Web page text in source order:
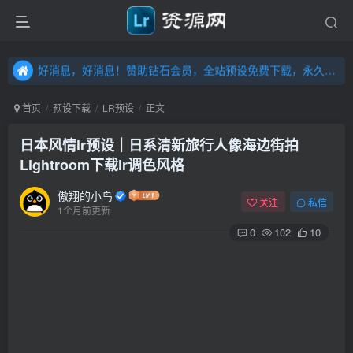
好消息，好消息！赞助钻石会员，全站预设免费下载，永久钻石会员，”送“万元超值资源，内容丰富，容量高达20T，不断更新！点击进入……
好消息，好消息！赞助钻石会员，全站预设免费下载，永久钻石会员，”送“万元超值资源，内容丰富，容量高达20T，不断更新！点击进入……
首页 预设下载 LR预设 正文
日本风情lr预设｜日系清新旅行人像海边街拍
Lightroom下载lr调色风格
傲翔的小鸟
1个月前更新
关注 私信
0 102 10